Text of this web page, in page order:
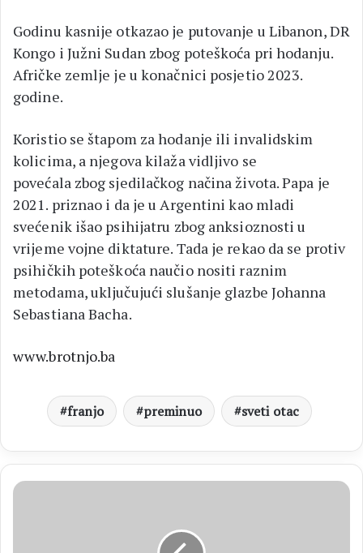
Godinu kasnije otkazao je putovanje u Libanon, DR
Kongo i Južni Sudan zbog poteškoća pri hodanju.
Afričke zemlje je u konačnici posjetio 2023.
godine.
Koristio se štapom za hodanje ili invalidskim
kolicima, a njegova kilaža vidljivo se
povećala zbog sjedilačkog načina života. Papa je
2021. priznao i da je u Argentini kao mladi
svećenik išao psihijatru zbog anksioznosti u
vrijeme vojne diktature. Tada je rekao da se protiv
psihičkih poteškoća naučio nositi raznim
metodama, uključujući slušanje glazbe Johanna
Sebastiana Bacha.
www.brotnjo.ba
franjo preminuo sveti otac
NBA